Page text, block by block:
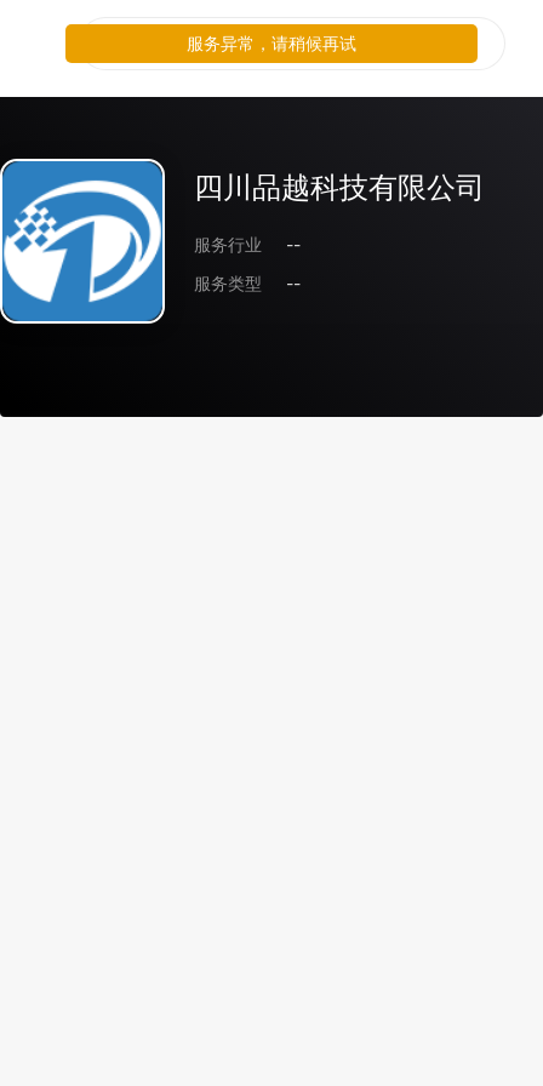
四川品越科技有限公司
服务行业
--
服务类型
--
服务异常，请稍候再试